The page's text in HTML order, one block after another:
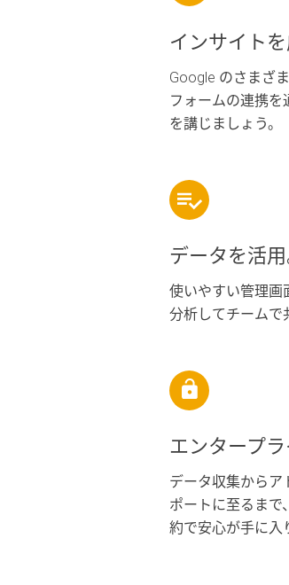
インサイトを
Google のさまざ
フォームの連携を
を講じましょう。
データを活用
使いやすい管理画
分析してチームで
エンタープ
データ収集からア
ポートに至るまで
約で安心が手に入